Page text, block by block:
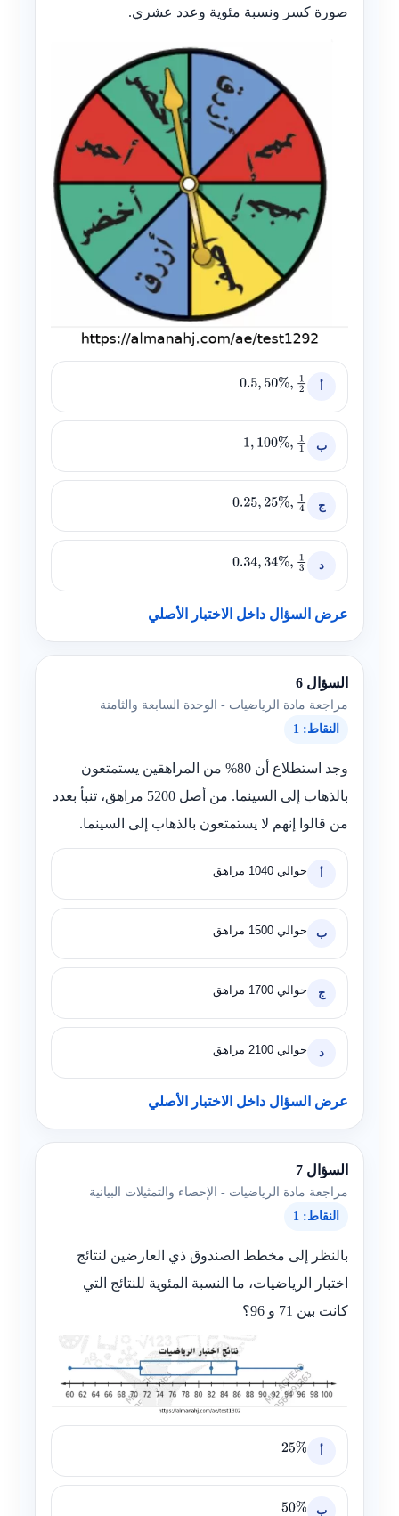
صورة كسر ونسبة مئوية وعدد عشري.
0.5,50%,1 2
ب 1, 100%,1 1
ج 0.25,25%,14
د 0.34,34%,13
عرض السؤال داخل الاختبار الأصلي
السؤال 6
مراجعة مادة الرياضيات - الوحدة السابعة والثامنة
النقاط: 1
وجد استطلاع أن 80% من المراهقين يستمتعون
بالذهاب إلى السينما. من أصل 5200 مراهق، تنبأ بعدد
من قالوا إنهم لا يستمتعون بالذهاب إلى السينما.
حوالي 1040 مراهق
ب حوالي 1500 مراهق
ج حوالي 1700 مراهق
د حوالي 2100 مراهق
عرض السؤال داخل الاختبار الأصلي
السؤال 7
مراجعة مادة الرياضيات - الإحصاء والتمثيلات البيانية
النقاط: 1
بالنظر إلى مخطط الصندوق ذي العارضين لنتائج
اختبار الرياضيات، ما النسبة المئوية للنتائج التي
كانت بين 71و 96؟
25 %
ب 50%